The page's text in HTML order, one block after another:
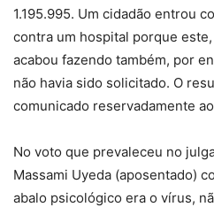
1.195.995. Um cidadão entrou
contra um hospital porque
acabou fazendo também, por
não havia sido solicitado. O
comunicado reservadamente
No voto que prevaleceu no
Massami Uyeda (aposentado)
abalo psicológico era o vírus,